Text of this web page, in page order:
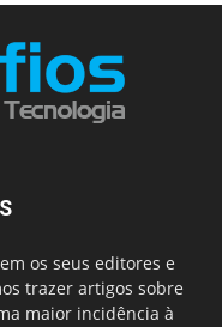
os seus editores e
trazer artigos sobre
maior incidência à